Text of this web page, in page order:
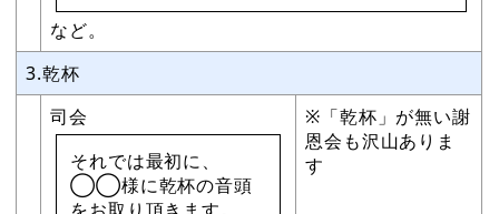
など。
3.乾杯
司会
それでは最初に、
◯◯様に乾杯の音頭
※「乾杯」が無い謝
恩会も沢山ありま
す